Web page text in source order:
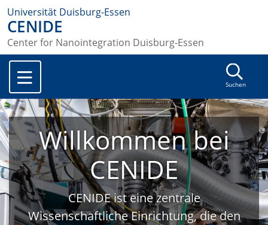
Universität Duisburg-Essen
CENIDE
Center for Nanointegration Duisburg-Essen
Suchen
Willkommen bei
CENIDE
CENIDE ist eine zentrale
Wissenschaftliche Einrichtung, die den